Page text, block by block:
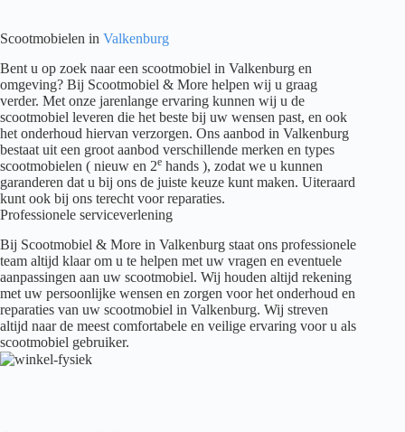
Scootmobielen in Valkenburg
Bent u op zoek naar een scootmobiel in Valkenburg en
omgeving? Bij Scootmobiel & More helpen wij u graag
verder. Met onze jarenlange ervaring kunnen wij u de
scootmobiel leveren die het beste bij uw wensen past, en ook
het onderhoud hiervan verzorgen. Ons aanbod in Valkenburg
bestaat uit een groot aanbod verschillende merken en types
scootmobielen ( nieuw en 2e hands ), zodat we u kunnen
garanderen dat u bij ons de juiste keuze kunt maken. Uiteraard
kunt ook bij ons terecht voor reparaties.
Professionele serviceverlening
Bij Scootmobiel & More in Valkenburg staat ons professionele
team altijd klaar om u te helpen met uw vragen en eventuele
aanpassingen aan uw scootmobiel. Wij houden altijd rekening
met uw persoonlijke wensen en zorgen voor het onderhoud en
reparaties van uw scootmobiel in Valkenburg. Wij streven
altijd naar de meest comfortabele en veilige ervaring voor u als
scootmobiel gebruiker.